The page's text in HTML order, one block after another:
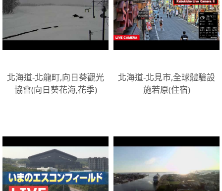
北海道-北龍町,向日葵觀光
協會(向日葵花海,花季)
北海道-北見市,全球體驗設
施若原(住宿)